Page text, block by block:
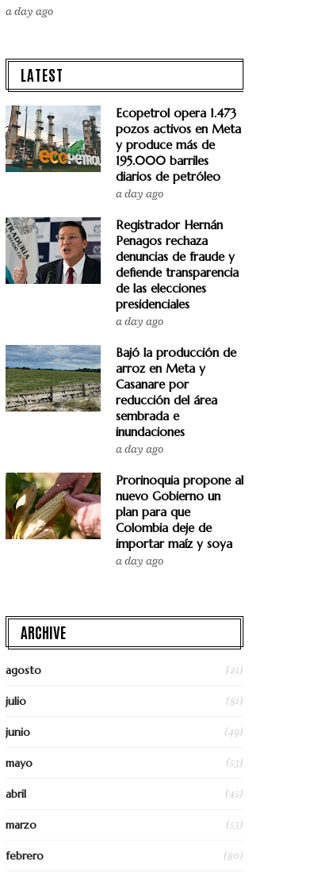
a day ago
LATEST
Ecopetrol opera 1.473
pozos activos en Meta
y produce más de
195.000 barriles
diarios de petróleo
a day ago
Registrador Hernán
Penagos rechaza
denuncias de fraude y
defiende transparencia
de las elecciones
presidenciales
a day ago
Bajó la producción de
arroz en Meta y
Casanare por
reducción del área
sembrada e
inundaciones
a day ago
Prorinoquia propone al
nuevo Gobierno un
plan para que
Colombia deje de
importar maíz y soya
a day ago
ARCHIVE
agosto (21)
julio (81)
junio (49)
mayo (53)
abril (45)
marzo (53)
febrero (80)